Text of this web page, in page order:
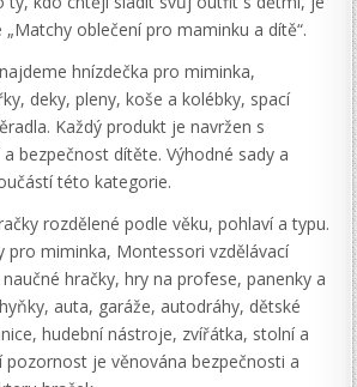
oblečení pro maminku a dítě“.
hnízdečka pro miminka,
deky, pleny, koše a kolébky, spací
Každý produkt je navržen s
bezpečnost dítěte. Výhodné sady a
této kategorie.
rozdělené podle věku, pohlaví a typu.
pro miminka, Montessori vzdělávací
hračky, hry na profese, panenky a
auta, garáže, autodráhy, dětské
hudební nástroje, zvířátka, stolní a
pozornost je věnována bezpečnosti a